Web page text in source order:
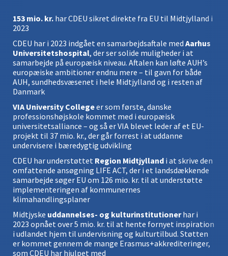
153 mio. kr. har CDEU sikret direkte fra EU til Midtjylland i
2023
CDEU har i 2023 indgået en samarbejdsaftale med Aarhus
Universitetshospital, der ser solide muligheder i at
samarbejde på europæisk niveau. Aftalen kan løfte AUH’s
europæiske ambitioner endnu mere – til gavn for både
AUH, sundhedsvæsenet i hele Midtjylland og i resten af
Danmark
VIA University Collegeer som første, danske
professionshøjskole kommet med i europæisk
universitetsalliance – og så er VIA blevet leder af et EU-
projekt til 37 mio. kr., der går forrest i at uddanne
undervisere i bæredygtig udvikling
CDEU har understøttet Region Midtjylland i at skrive den
omfattende ansøgning LIFE ACT, der i et landsdækkende
samarbejde søger EU om 126 mio. kr. til at understøtte
implementeringen af kommunernes
klimahandlingsplaner
Midtjyske uddannelses- og kulturinstitutionerhar i
2023 opnået over 5 mio. kr. til at hente fornyet inspiration
i udlandet hjem til undervisning og kulturtilbud. Støtten
er kommet gennem de mange Erasmus+akkrediteringer,
som CDEU har hjulpet med